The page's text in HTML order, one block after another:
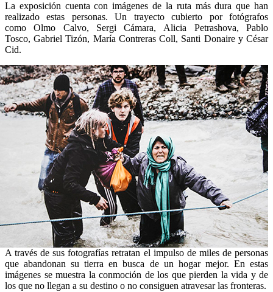
La exposición cuenta con imágenes de la ruta más dura que han
realizado estas personas. Un trayecto cubierto por fotógrafos
como Olmo Calvo, Sergi Cámara, Alicia Petrashova, Pablo
Tosco, Gabriel Tizón, María Contreras Coll, Santi Donaire y César
Cid.
A través de sus fotografías retratan el impulso de miles de personas
que abandonan su tierra en busca de un hogar mejor. En estas
imágenes se muestra la conmoción de los que pierden la vida y de
los que no llegan a su destino o no consiguen atravesar las fronteras.